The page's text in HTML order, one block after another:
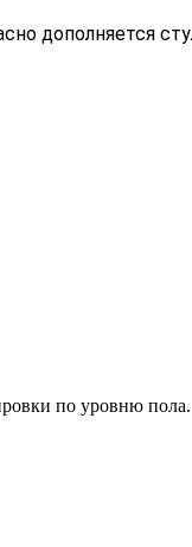
дополняется
по уровню пола.